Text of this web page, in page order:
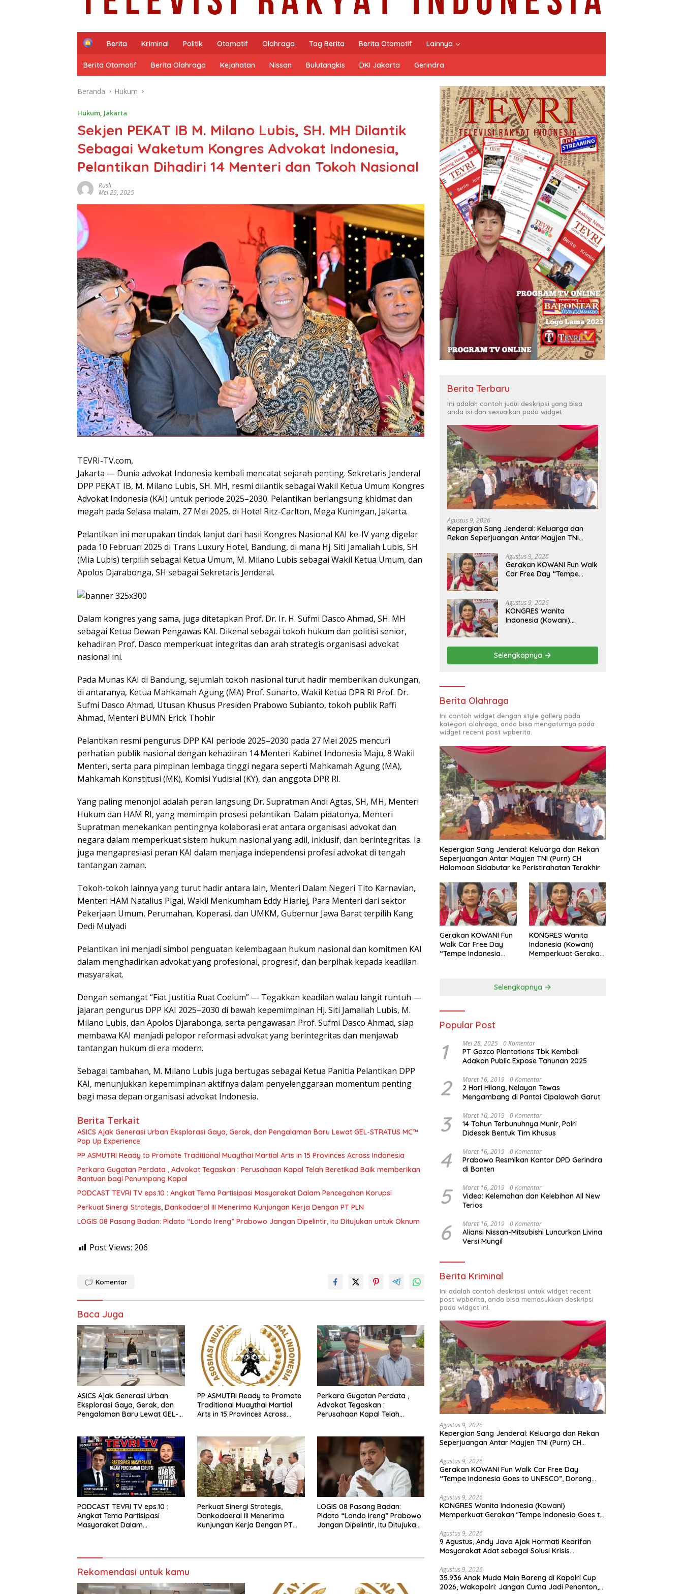
H
m
e
Berita Kriminal Politik Otomotif Olahraga Tag Berita Berita Otomotif Lainnya
Berita Otomotif Berita Olahraga Kejahatan Nissan Bulutangkis DKI Jakarta Gerindra
Beranda Hukum
Hukum, Jakarta
Sekjen PEKAT IB M. Milano Lubis, SH. MH Dilantik
Sebagai Waketum Kongres Advokat Indonesia,
Pelantikan Dihadiri 14 Menteri dan Tokoh Nasional
Rusli
Mei 29, 2025
TEVRI-TV.com,
Jakarta — Dunia advokat Indonesia kembali mencatat sejarah penting. Sekretaris Jenderal
DPP PEKAT IB, M. Milano Lubis, SH. MH, resmi dilantik sebagai Wakil Ketua Umum Kongres
Advokat Indonesia (KAI) untuk periode 2025–2030. Pelantikan berlangsung khidmat dan
megah pada Selasa malam, 27 Mei 2025, di Hotel Ritz-Carlton, Mega Kuningan, Jakarta.
Pelantikan ini merupakan tindak lanjut dari hasil Kongres Nasional KAI ke-IV yang digelar
pada 10 Februari 2025 di Trans Luxury Hotel, Bandung, di mana Hj. Siti Jamaliah Lubis, SH
(Mia Lubis) terpilih sebagai Ketua Umum, M. Milano Lubis sebagai Wakil Ketua Umum, dan
Apolos Djarabonga, SH sebagai Sekretaris Jenderal.
Dalam kongres yang sama, juga ditetapkan Prof. Dr. Ir. H. Sufmi Dasco Ahmad, SH. MH
sebagai Ketua Dewan Pengawas KAI. Dikenal sebagai tokoh hukum dan politisi senior,
kehadiran Prof. Dasco memperkuat integritas dan arah strategis organisasi advokat
nasional ini.
Pada Munas KAI di Bandung, sejumlah tokoh nasional turut hadir memberikan dukungan,
di antaranya, Ketua Mahkamah Agung (MA) Prof. Sunarto, Wakil Ketua DPR RI Prof. Dr.
Sufmi Dasco Ahmad, Utusan Khusus Presiden Prabowo Subianto, tokoh publik Raffi
Ahmad, Menteri BUMN Erick Thohir
Pelantikan resmi pengurus DPP KAI periode 2025–2030 pada 27 Mei 2025 mencuri
perhatian publik nasional dengan kehadiran 14 Menteri Kabinet Indonesia Maju, 8 Wakil
Menteri, serta para pimpinan lembaga tinggi negara seperti Mahkamah Agung (MA),
Mahkamah Konstitusi (MK), Komisi Yudisial (KY), dan anggota DPR RI.
Yang paling menonjol adalah peran langsung Dr. Supratman Andi Agtas, SH, MH, Menteri
Hukum dan HAM RI, yang memimpin prosesi pelantikan. Dalam pidatonya, Menteri
Supratman menekankan pentingnya kolaborasi erat antara organisasi advokat dan
negara dalam memperkuat sistem hukum nasional yang adil, inklusif, dan berintegritas. Ia
juga mengapresiasi peran KAI dalam menjaga independensi profesi advokat di tengah
tantangan zaman.
Tokoh-tokoh lainnya yang turut hadir antara lain, Menteri Dalam Negeri Tito Karnavian,
Menteri HAM Natalius Pigai, Wakil Menkumham Eddy Hiariej, Para Menteri dari sektor
Pekerjaan Umum, Perumahan, Koperasi, dan UMKM, Gubernur Jawa Barat terpilih Kang
Dedi Mulyadi
Pelantikan ini menjadi simbol penguatan kelembagaan hukum nasional dan komitmen KAI
dalam menghadirkan advokat yang profesional, progresif, dan berpihak kepada keadilan
masyarakat.
Dengan semangat “Fiat Justitia Ruat Coelum” — Tegakkan keadilan walau langit runtuh —
jajaran pengurus DPP KAI 2025–2030 di bawah kepemimpinan Hj. Siti Jamaliah Lubis, M.
Milano Lubis, dan Apolos Djarabonga, serta pengawasan Prof. Sufmi Dasco Ahmad, siap
membawa KAI menjadi pelopor reformasi advokat yang berintegritas dan menjawab
tantangan hukum di era modern.
Sebagai tambahan, M. Milano Lubis juga bertugas sebagai Ketua Panitia Pelantikan DPP
KAI, menunjukkan kepemimpinan aktifnya dalam penyelenggaraan momentum penting
bagi masa depan organisasi advokat Indonesia.
Berita Terkait
ASICS Ajak Generasi Urban Eksplorasi Gaya, Gerak, dan Pengalaman Baru Lewat GEL-STRATUS MC™
Pop Up Experience
PP ASMUTRI Ready to Promote Traditional Muaythai Martial Arts in 15 Provinces Across Indonesia
Perkara Gugatan Perdata , Advokat Tegaskan : Perusahaan Kapal Telah Beretikad Baik memberikan
Bantuan bagi Penumpang Kapal
PODCAST TEVRI TV eps.10 : Angkat Tema Partisipasi Masyarakat Dalam Pencegahan Korupsi
Perkuat Sinergi Strategis, Dankodaeral III Menerima Kunjungan Kerja Dengan PT PLN
LOGIS 08 Pasang Badan: Pidato “Londo Ireng” Prabowo Jangan Dipelintir, Itu Ditujukan untuk Oknum
Post Views: 206
Komentar
Baca Juga
ASICS Ajak Generasi Urban
Eksplorasi Gaya, Gerak, dan
Pengalaman Baru Lewat GEL-
PP ASMUTRI Ready to Promote
Traditional Muaythai Martial
Arts in 15 Provinces Across
Perkara Gugatan Perdata ,
Advokat Tegaskan :
Perusahaan Kapal Telah
PODCAST TEVRI TV eps.10 :
Angkat Tema Partisipasi
Masyarakat Dalam
Perkuat Sinergi Strategis,
Dankodaeral III Menerima
Kunjungan Kerja Dengan PT
LOGIS 08 Pasang Badan:
Pidato “Londo Ireng” Prabowo
Jangan Dipelintir, Itu Ditujukan
Rekomendasi untuk kamu
Berita Terbaru
Ini adalah contoh judul deskripsi yang bisa
anda isi dan sesuaikan pada widget
Agustus 9, 2026
Kepergian Sang Jenderal: Keluarga dan
Rekan Seperjuangan Antar Mayjen TNI
Peristirahatan TerakhirAgustus 9, 2026
Gerakan KOWANI Fun Walk
Car Free Day “Tempe
Kuliner Nusantara
Mendunia
Agustus 9, 2026
KONGRES Wanita
Indonesia (Kowani)
Unesco”
Selengkapnya
Berita Olahraga
Ini contoh widget dengan style gallery pada
kategori olahraga, anda bisa mengaturnya pada
widget recent post wpberita.
Kepergian Sang Jenderal: Keluarga dan Rekan
Seperjuangan Antar Mayjen TNI (Purn) CH
Halomoan Sidabutar ke Peristirahatan Terakhir
Gerakan KOWANI Fun
Walk Car Free Day
“Tempe Indonesia
KONGRES Wanita
Indonesia (Kowani)
Memperkuat Gerakan
Selengkapnya
Popular Post
1 Mei 28, 2025 0 Komentar
PT Gozco Plantations Tbk Kembali
Adakan Public Expose Tahunan 2025
2 Maret 16, 2019 0 Komentar
2 Hari Hilang, Nelayan Tewas
Mengambang di Pantai Cipalawah Garut
3 Maret 16, 2019 0 Komentar
14 Tahun Terbunuhnya Munir, Polri
Didesak Bentuk Tim Khusus
4 Maret 16, 2019 0 Komentar
Prabowo Resmikan Kantor DPD Gerindra
di Banten
5 Maret 16, 2019 0 Komentar
Video: Kelemahan dan Kelebihan All New
Terios
6 Maret 16, 2019 0 Komentar
Aliansi Nissan-Mitsubishi Luncurkan Livina
Versi Mungil
Berita Kriminal
Ini adalah contoh deskripsi untuk widget recent
post wpberita, anda bisa memasukkan deskripsi
pada widget ini.
Agustus 9, 2026
Kepergian Sang Jenderal: Keluarga dan Rekan
Seperjuangan Antar Mayjen TNI (Purn) CH
Agustus 9, 2026
Gerakan KOWANI Fun Walk Car Free Day
“Tempe Indonesia Goes to UNESCO”, Dorong
Agustus 9, 2026
KONGRES Wanita Indonesia (Kowani)
Memperkuat Gerakan ‘Tempe Indonesia Goes to
Agustus 9, 2026
9 Agustus, Andy Java Ajak Hormati Kearifan
Masyarakat Adat sebagai Solusi Krisis
Agustus 9, 2026
35.936 Anak Muda Main Bareng di Kapolri Cup
2026, Wakapolri: Jangan Cuma Jadi Penonton,